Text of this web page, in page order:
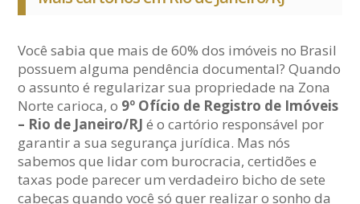
Você sabia que mais de 60% dos imóveis no Brasil
possuem alguma pendência documental? Quando
o assunto é regularizar sua propriedade na Zona
Norte carioca, o 9º Ofício de Registro de Imóveis
– Rio de Janeiro/RJ é o cartório responsável por
garantir a sua segurança jurídica. Mas nós
sabemos que lidar com burocracia, certidões e
taxas pode parecer um verdadeiro bicho de sete
cabeças quando você só quer realizar o sonho da